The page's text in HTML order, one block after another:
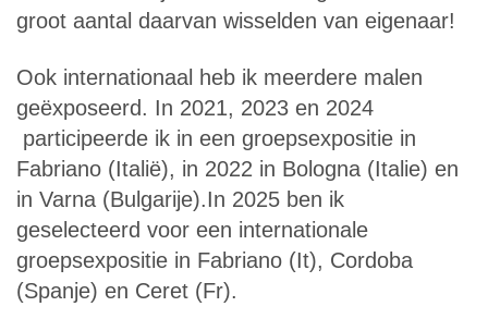
groot aantal daarvan wisselden van eigenaar!
Ook internationaal heb ik meerdere malen
geëxposeerd. In 2021, 2023 en 2024
participeerde ik in een groepsexpositie in
Fabriano (Italië), in 2022 in Bologna (Italie) en
in Varna (Bulgarije).In 2025 ben ik
geselecteerd voor een internationale
groepsexpositie in Fabriano (It), Cordoba
(Spanje) en Ceret (Fr).